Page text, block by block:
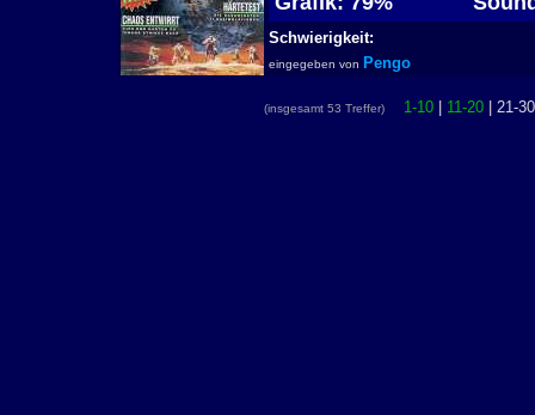
Schwierigkeit:
eingegeben von Pengo
(insgesamt 53 Treffer) 1-10 11-20 | 21-